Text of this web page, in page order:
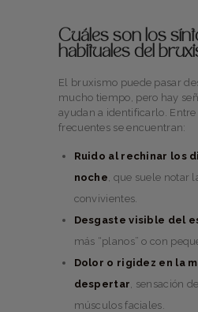
Cuáles son los
habituales del
El bruxismo puede pasar
mucho tiempo, pero hay
ayudan a identificarlo.
frecuentes se encuentran:
Ruido al rechinar los
noche , que suele notar
convivientes.
Desgaste visible del
más “planos” o con
Dolor o rigidez en la
despertar , sensación
músculos faciales.